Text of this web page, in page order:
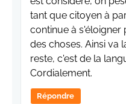
tant que citoyen à
continue à s'éloigner
des choses. Ainsi va
reste, c'est de la
Cordialement.
Répondre